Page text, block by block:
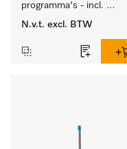
programma's - incl.
geïntegreerde
ontharder.
N.v.t. excl. BTW